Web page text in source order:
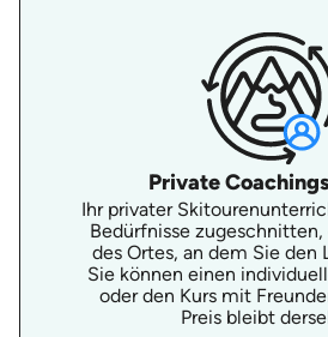
Private
Ihr privater
Bedürfnisse
des Ortes, an dem Sie den
Sie können einen
oder den Kurs mit
Preis bleibt